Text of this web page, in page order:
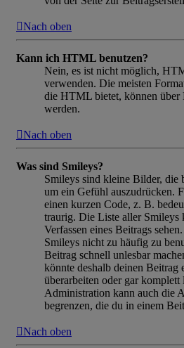
Nach oben
Kann ich HTML benutzen?
Nein, es ist nicht möglich,
verwenden. Die meisten
die HTML bietet, können über
werden.
Nach oben
Was sind Smileys?
Smileys sind kleine Bilder, die
um ein Gefühl auszudrücken.
einen kurzen Code, z. B.
traurig. Die Liste aller Smileys
Verfassen eines Beitrags
Smileys nicht zu häufig zu
Beitrag schnell unlesbar
könnte deshalb deinen Beitrag
überarbeiten oder gar
Administration kann auch die
begrenzen, die du in einem
Nach oben